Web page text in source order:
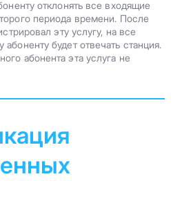
отклонять все входящие
периода времени. После
эту услугу, на все
будет отвечать станция.
абонента эта услуга не